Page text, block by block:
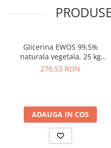
Glicerina EWOS 99,5%
naturala vegetala, 25 kg
kosher/halal, grad
270,53 RON
ADAUGA IN COS